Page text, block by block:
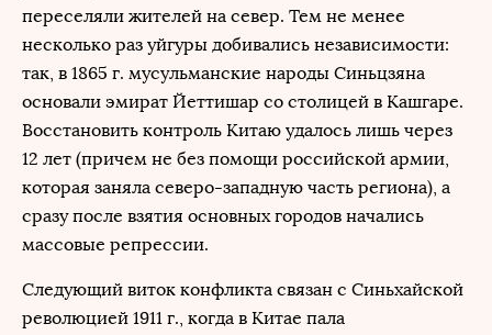
переселяли жителей на север. Тем не менее
несколько раз уйгуры добивались независимости:
так, в 1865 г. мусульманские народы Синьцзяна
основали эмират Йеттишар со столицей в Кашгаре.
Восстановить контроль Китаю удалось лишь через
12 лет (причем не без помощи российской армии,
которая заняла северо-западную часть региона), а
сразу после взятия основных городов начались
массовые репрессии.
Следующий виток конфликта связан с Синьхайской
революцией 1911 г., когда в Китае пала